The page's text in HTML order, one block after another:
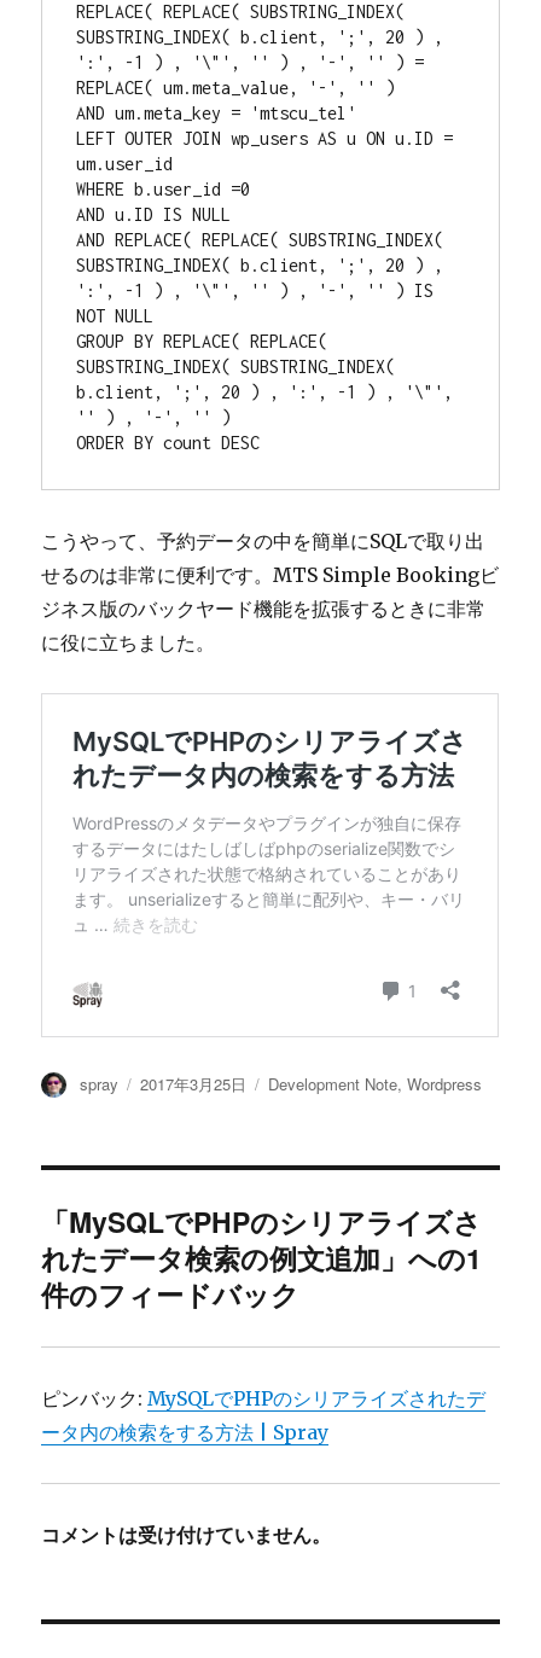
REPLACE( REPLACE( SUBSTRING_INDEX(
SUBSTRING_INDEX( b.client, ';', 20 ) ,
':', -1 ) , '\"', '' ) , '-', '' ) =
REPLACE( um.meta_value, '-', '' )
AND um.meta_key = 'mtscu_tel'
LEFT OUTER JOIN wp_users AS u ON u.ID =
um.user_id
WHERE b.user_id =0
AND u.ID IS NULL
AND REPLACE( REPLACE( SUBSTRING_INDEX(
SUBSTRING_INDEX( b.client, ';', 20 ) ,
':', -1 ) , '\"', '' ) , '-', '' ) IS
NOT NULL
GROUP BY REPLACE( REPLACE(
SUBSTRING_INDEX( SUBSTRING_INDEX(
b.client, ';', 20 ) , ':', -1 ) , '\"',
'' ) , '-', '' )
ORDER BY count DESC
こうやって、予約データの中を簡単にSQLで取り出
せるのは非常に便利です。MTS Simple Bookingビ
ジネス版のバックヤード機能を拡張するときに非常
に役に立ちました。
投
spray
投
2017年3月25日
カ
Development Note,Wordpress
「MySQLでPHPのシリアライズさ
れたデータ検索の例文追加」への1
件のフィードバック
ピンバック:MySQLでPHPのシリアライズされたデ
ータ内の検索をする方法 | Spray
コメントは受け付けていません。